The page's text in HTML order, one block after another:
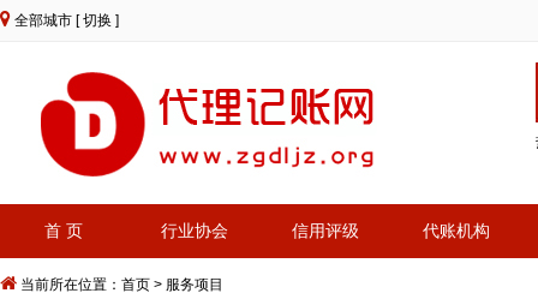
全部城市 [ 切换 ]
首 页 行业协会 信用评级 代账机构
当前所在位置： 首页 > 服务项目